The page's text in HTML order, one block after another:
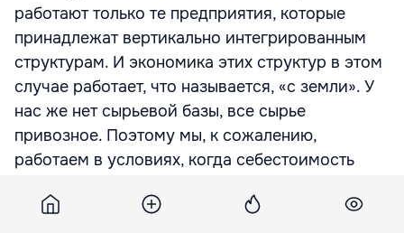
работают только те предприятия, которые
принадлежат вертикально интегрированным
структурам. И экономика этих структур в этом
случае работает, что называется, «с земли». У
нас же нет сырьевой базы, все сырье
привозное. Поэтому мы, к сожалению,
работаем в условиях, когда себестоимость
на рынке металлов чрезвычайно влияет на